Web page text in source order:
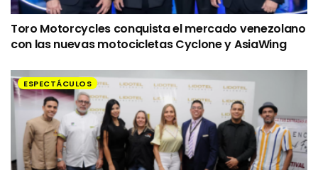
Toro Motorcycles conquista el mercado venezolano
con las nuevas motocicletas Cyclone y AsiaWing
ESPECTÁCULOS